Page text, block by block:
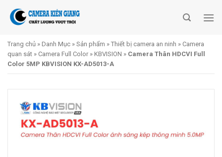
Trang chủ » Danh Mục » Sản phẩm » Thiết bị camera an ninh » Camera
quan sát » Camera Full Color » KBVISION » Camera Thân HDCVI Full
Color 5MP KBVISION KX-AD5013-A